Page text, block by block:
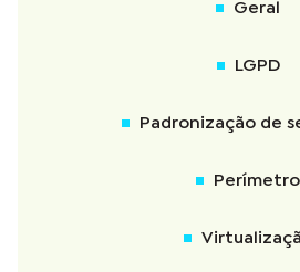
Geral
LGPD
Padronização de
Perímetro